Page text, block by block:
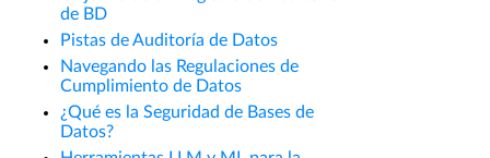
de BD
Pistas de Auditoría de Datos
Navegando las Regulaciones de
Cumplimiento de Datos
¿Qué es la Seguridad de Bases de
Datos?